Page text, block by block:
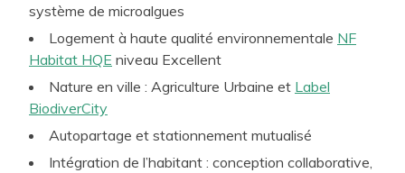
système de microalgues
Logement à haute qualité environnementale NF
Habitat HQE niveau Excellent
Nature en ville : Agriculture Urbaine et Label
BiodiverCity
Autopartage et stationnement mutualisé
Intégration de l’habitant : conception collaborative,